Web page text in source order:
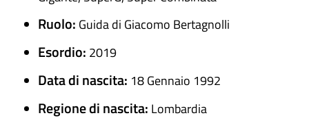
Ruolo: Guida di Giacomo Bertagnolli
Esordio: 2019
Data di nascita: 18 Gennaio 1992
Regione di nascita: Lombardia